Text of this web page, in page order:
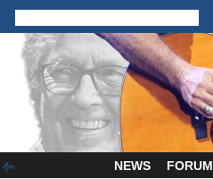
NEWS FORUM